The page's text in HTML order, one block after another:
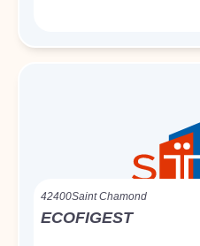
42400Saint Chamond
ECOFIGEST